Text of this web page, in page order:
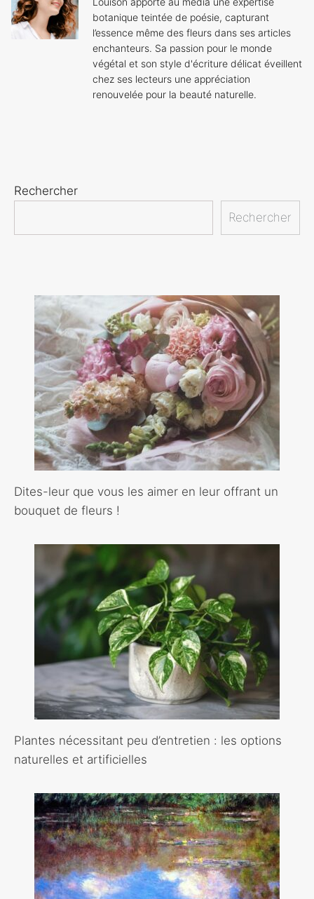
botanique teintée de poésie, capturant
l’essence même des fleurs dans ses articles
enchanteurs. Sa passion pour le monde
végétal et son style d'écriture délicat éveillent
chez ses lecteurs une appréciation
renouvelée pour la beauté naturelle.
Rechercher
Rechercher
Dites-leur que vous les aimer en leur offrant un
bouquet de fleurs !
Plantes nécessitant peu d’entretien : les options
naturelles et artificielles